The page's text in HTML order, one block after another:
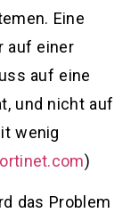
Eine
auf einer
auf eine
und nicht auf
wenig
)
das Problem